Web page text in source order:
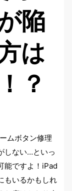
陥
は
？
ムボタン修理
しない…といっ
能ですよ！iPad
もいるかもしれ